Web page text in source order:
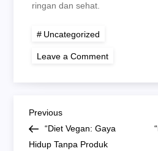
ringan dan sehat.
Uncategorized
Leave a Comment
“Diet
Garam:
Darah”
Post
Previous
Post
Previous
“Diet Vegan: Gaya
Hidup Tanpa Produk